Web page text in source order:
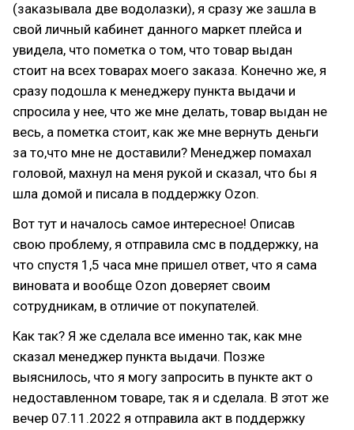
(заказывала две водолазки), я сразу же зашла в
свой личный кабинет данного маркет плейса и
увидела, что пометка о том, что товар выдан
стоит на всех товарах моего заказа. Конечно же, я
сразу подошла к менеджеру пункта выдачи и
спросила у нее, что же мне делать, товар выдан не
весь, а пометка стоит, как же мне вернуть деньги
за то,что мне не доставили? Менеджер помахал
головой, махнул на меня рукой и сказал, что бы я
шла домой и писала в поддержку Ozon.
Вот тут и началось самое интересное! Описав
свою проблему, я отправила смс в поддержку, на
что спустя 1,5 часа мне пришел ответ, что я сама
виновата и вообще Ozon доверяет своим
сотрудникам, в отличие от покупателей.
Как так? Я же сделала все именно так, как мне
сказал менеджер пункта выдачи. Позже
выяснилось, что я могу запросить в пункте акт о
недоставленном товаре, так я и сделала. В этот же
вечер 07.11.2022 я отправила акт в поддержку